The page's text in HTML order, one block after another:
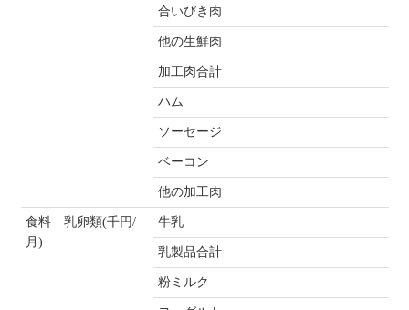
合いびき肉
他の生鮮肉
加工肉合計
ハム
ソーセージ
ベーコン
他の加工肉
食料 乳卵類(千円/
月)
牛乳
乳製品合計
粉ミルク